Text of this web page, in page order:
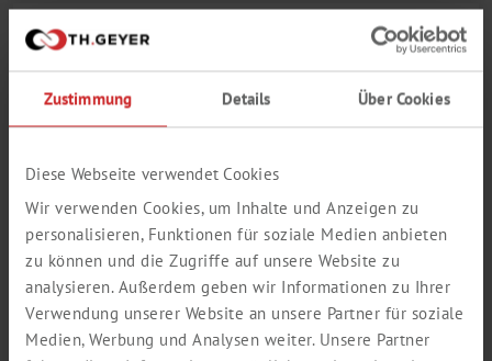
Zustimmung Details Über Cookies
Diese Webseite verwendet Cookies
Wir verwenden Cookies, um Inhalte und Anzeigen zu
personalisieren, Funktionen für soziale Medien anbieten
zu können und die Zugriffe auf unsere Website zu
analysieren. Außerdem geben wir Informationen zu Ihrer
Verwendung unserer Website an unsere Partner für soziale
Medien, Werbung und Analysen weiter. Unsere Partner
DI-NATRIUMTETRABORAT-
DECAHYDRAT Z. A., ACS (MIN. 99,5
%)
CHEMSOLUTE®
1